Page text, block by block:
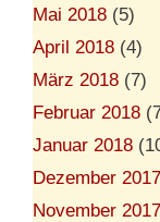
Mai 2018 (5)
April 2018 (4)
März 2018 (7)
Februar 2018
Januar 2018
Dezember 2017
November 2017